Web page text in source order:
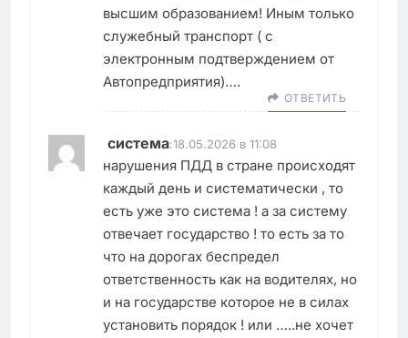
высшим образованием! Иным только
служебный транспорт ( с
электронным подтверждением от
Автопредприятия)….
ОТВЕТИТЬ
система:18.05.2026 в 11:08
нарушения ПДД в стране происходят
каждый день и систематически , то
есть уже это система ! а за систему
отвечает государство ! то есть за то
что на дорогах беспредел
ответственность как на водителях, но
и на государстве которое не в силах
установить порядок ! или …..не хочет